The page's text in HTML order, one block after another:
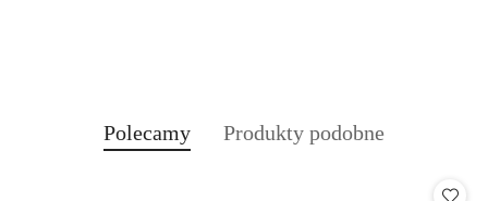
Pomiń karuzelę produktów
Produkty
o
Polecamy
Produkty
Produkty podobne